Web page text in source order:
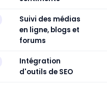
Suivi des médias
en ligne, blogs et
forums
Intégration
d'outils de SEO